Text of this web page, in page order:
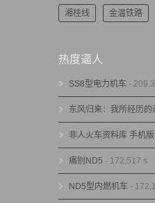
湘桂线 金温铁路
热度逼人
SS8型电力机车 -
东风归来：我所经历的
非人火车资料库 手机版
痛别ND5 - 172,517 s
ND5型内燃机车 -